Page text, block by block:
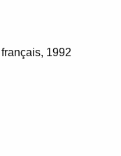
français 1992